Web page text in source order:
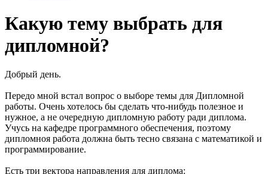
Какую тему выбрать для
дипломной?
Добрый день.
Передо мной встал вопрос о выборе темы для Дипломной
работы. Очень хотелось бы сделать что-нибудь полезное и
нужное, а не очередную дипломную работу ради диплома.
Учусь на кафедре программного обеспечения, поэтому
дипломноя работа должна быть тесно связана с математикой и
программирование.
Есть три вектора направления для диплома: